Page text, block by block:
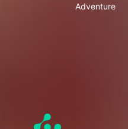
Adventure